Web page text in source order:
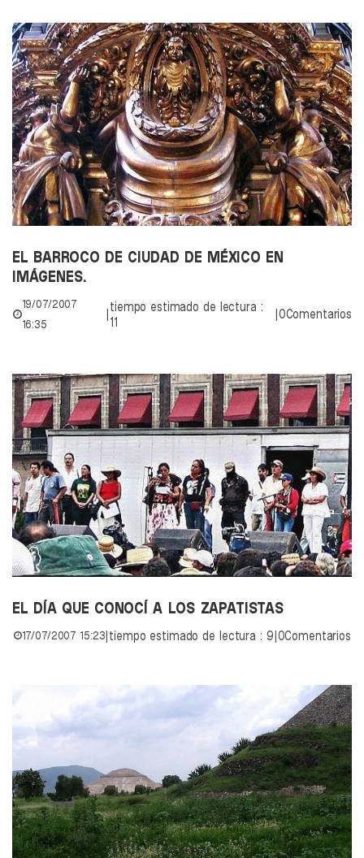
EL BARROCO DE CIUDAD DE MÉXICO EN
IMÁGENES.
19/07/2007
16:35
tiempo estimado de lectura :
11
0Comentarios
EL DÍA QUE CONOCÍ A LOS ZAPATISTAS
17/07/2007 15:23 tiempo estimado de lectura : 9 0Comentarios